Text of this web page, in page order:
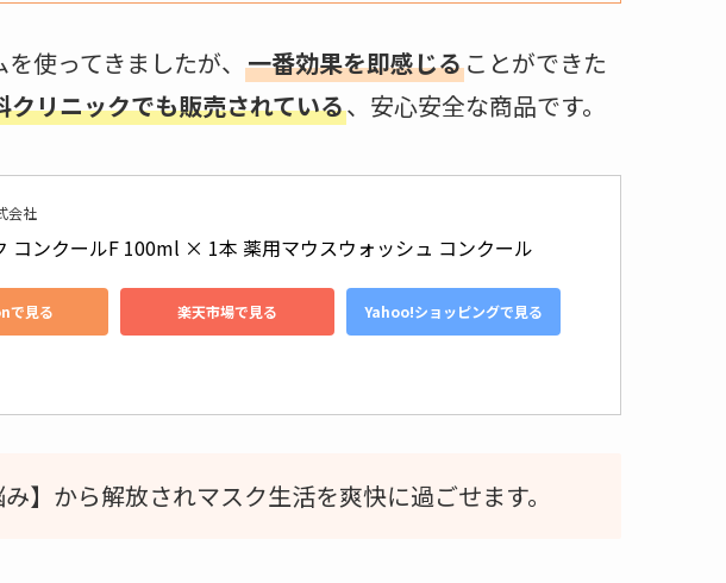
使ってきましたが、 一番効果を即感じることができた
クリニックでも販売されている、安心安全な商品です。
会社
コンクールF 100ml × 1本 薬用マウスウォッシュ コンクール
で見る 楽天市場で見る Yahoo!ショッピングで見る
】から解放されマスク生活を爽快に過ごせます。